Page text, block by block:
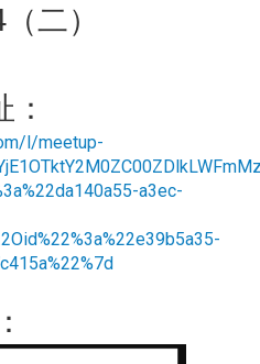
二）
l/meetup-
a3ec-